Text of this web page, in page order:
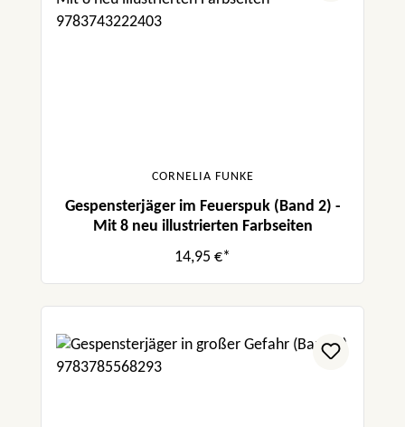
CORNELIA FUNKE
Gespensterjäger im Feuerspuk (Band 2) -
Mit 8 neu illustrierten Farbseiten
14,95 €*